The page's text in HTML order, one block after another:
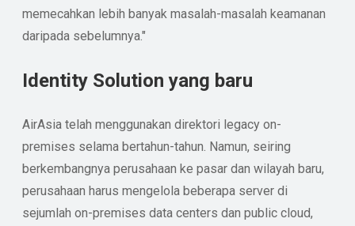
memecahkan lebih banyak masalah-masalah keamanan
daripada sebelumnya."
Identity Solution yang baru
AirAsia telah menggunakan direktori legacy on-
premises selama bertahun-tahun. Namun, seiring
berkembangnya perusahaan ke pasar dan wilayah baru,
perusahaan harus mengelola beberapa server di
sejumlah on-premises data centers dan public cloud,